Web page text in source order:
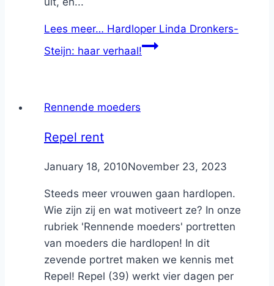
Lees meer… Hardloper Linda Dronkers-
Steijn: haar verhaal!
Rennende moeders
Repel rent
ByNicole
January 18, 2010November 23, 2023
Steeds meer vrouwen gaan hardlopen.
Wie zijn zij en wat motiveert ze? In onze
rubriek 'Rennende moeders' portretten
van moeders die hardlopen! In dit
zevende portret maken we kennis met
Repel! Repel (39) werkt vier dagen per